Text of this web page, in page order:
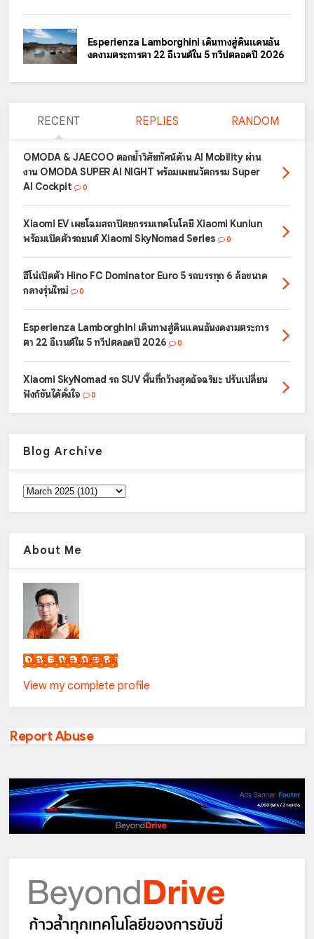
Esperienza Lamborghini เดินทางสู่ดินแดนอัน
งดงามตระการตา 22 อีเวนต์ใน 5 ทวีปตลอดปี 2026
RECENT REPLIES RANDOM
OMODA & JAECOO ตอกย้ำวิสัยทัศน์ด้าน AI Mobility ผ่าน
งาน OMODA SUPER AI NIGHT พร้อมเผยนวัตกรรม Super
AI Cockpit
0
Xiaomi EV เผยโฉมสถาปัตยกรรมเทคโนโลยี Xiaomi Kunlun
พร้อมเปิดตัวรถยนต์ Xiaomi SkyNomad Series
0
ฮีโน่เปิดตัว Hino FC Dominator Euro 5 รถบรรทุก 6 ล้อขนาด
กลางรุ่นใหม่
0
Esperienza Lamborghini เดินทางสู่ดินแดนอันงดงามตระการ
ตา 22 อีเวนต์ใน 5 ทวีปตลอดปี 2026
0
Xiaomi SkyNomad รถ SUV พื้นที่กว้างสุดอัจฉริยะ ปรับเปลี่ยน
ฟังก์ชันได้ดั่งใจ
0
Blog Archive
About Me
เน็กซ์ วรพล ลิ่มศิริวงศ์
View my complete profile
Report Abuse